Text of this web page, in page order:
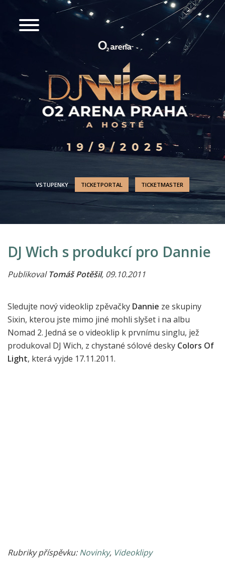
VSTUPENKY TICKETPORTAL TICKETMASTER
DJ Wich s produkcí pro Dannie
PublikovalTomáš Potěšil, 09.10.2011
Sledujte nový videoklip zpěvačky Dannie ze skupiny
Sixin, kterou jste mimo jiné mohli slyšet i na albu
Nomad 2. Jedná se o videoklip k prvnímu singlu, jež
produkoval DJ Wich, z chystané sólové desky Colors Of
Light, která vyjde 17.11.2011.
Rubriky příspěvku:Novinky, Videoklipy